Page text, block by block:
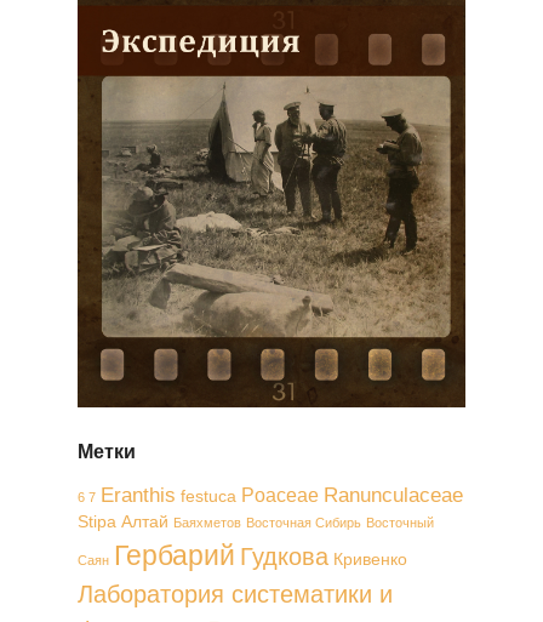
Метки
6 7 Eranthis festuca Poaceae Ranunculaceae
Stipa Алтай Баяхметов Восточная Сибирь Восточный
Саян Гербарий Гудкова Кривенко
Лаборатория систематики и